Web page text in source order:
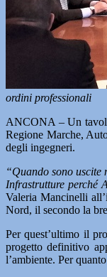
ordini professionali
ANCONA – Un
Regione Marche,
degli ingegneri.
“Quando sono
Infrastrutture perché
Valeria Mancinelli
Nord, il secondo la
Per quest’ultimo il
progetto definitivo
l’ambiente. Per